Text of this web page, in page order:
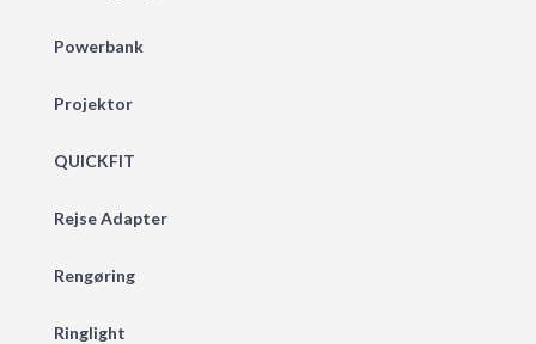
Powerbank
Projektor
QUICKFIT
Rejse Adapter
Rengøring
Ringlight